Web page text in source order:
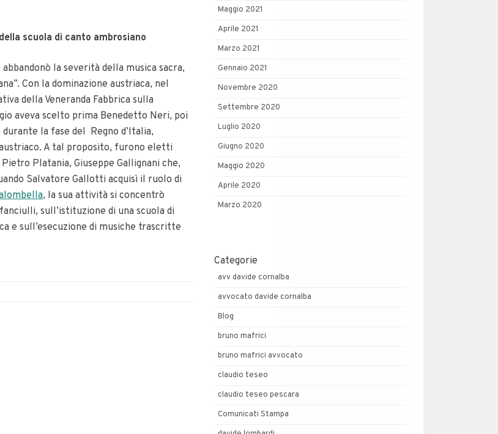
scuola di canto ambrosiano
la severità della musica sacra,
Con la dominazione austriaca, nel
della Veneranda Fabbrica sulla
aveva scelto prima Benedetto Neri, poi
la fase del Regno d’Italia,
A tal proposito, furono eletti
Platania, Giuseppe Gallignani che,
Salvatore Gallotti acquisì il ruolo di
, la sua attività si concentrò
sull’istituzione di una scuola di
e sull’esecuzione di musiche trascritte
Maggio 2021
Aprile 2021
Marzo 2021
Gennaio 2021
Novembre 2020
Settembre 2020
Luglio 2020
Giugno 2020
Maggio 2020
Aprile 2020
Marzo 2020
Categorie
avv davide cornalba
avvocato davide cornalba
Blog
bruno mafrici
bruno mafrici avvocato
claudio teseo
claudio teseo pescara
Comunicati Stampa